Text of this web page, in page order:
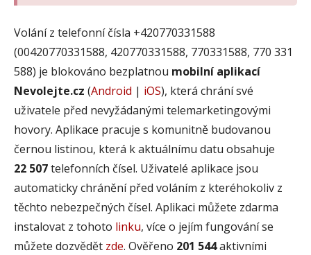
Volání z telefonní čísla +420770331588
(00420770331588, 420770331588, 770331588, 770 331
588) je blokováno bezplatnou mobilní aplikací
Nevolejte.cz (Android | iOS), která chrání své
uživatele před nevyžádanými telemarketingovými
hovory. Aplikace pracuje s komunitně budovanou
černou listinou, která k aktuálnímu datu obsahuje
22 507telefonních čísel. Uživatelé aplikace jsou
automaticky chránění před voláním z kteréhokoliv z
těchto nebezpečných čísel. Aplikaci můžete zdarma
instalovat z tohoto linku, více o jejím fungování se
můžete dozvědět zde. Ověřeno 201 544aktivními